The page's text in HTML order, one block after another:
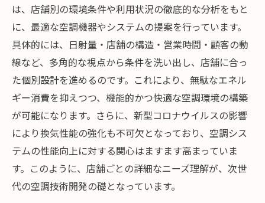
は、店舗別の環境条件や利用状況の徹底的な分析をもと
に、最適な空調機器やシステムの提案を行っています。
具体的には、日射量・店舗の構造・営業時間・顧客の動
線など、多角的な視点から条件を洗い出し、店舗に合っ
た個別設計を進めるのです。これにより、無駄なエネル
ギー消費を抑えつつ、機能的かつ快適な空調環境の構築
が可能になります。さらに、新型コロナウイルスの影響
により換気性能の強化も不可欠となっており、空調シス
テムの性能向上に対する関心はますます高まっていま
す。このように、店舗ごとの詳細なニーズ理解が、次世
代の空調技術開発の礎となっています。